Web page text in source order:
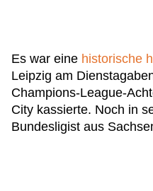
Es war eine historische
Leipzig am
Champions-League-
City kassierte. Noch in
Bundesligist aus